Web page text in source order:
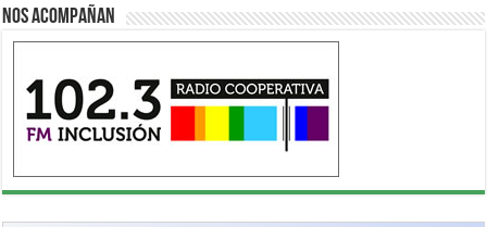
Nos acompañan